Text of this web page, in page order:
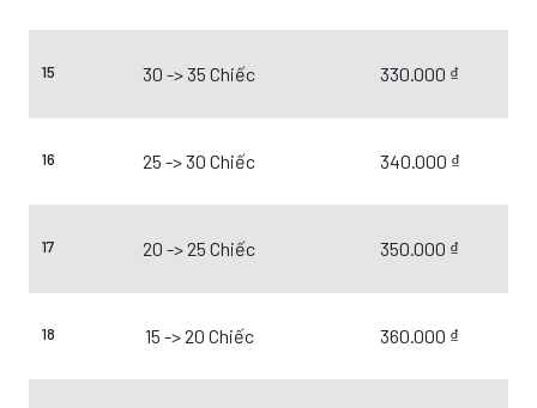
15 30 -> 35 Chiếc 330.000 ₫
16 25 -> 30 Chiếc 340.000 ₫
17 20 -> 25 Chiếc 350.000 ₫
18 15 -> 20 Chiếc 360.000 ₫